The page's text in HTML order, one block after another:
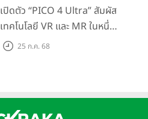
สร้างสรรค์ ‘GoPro...Go Pro
Creators’
เปิดตัว “PICO 4 Ultra” สัมผัส
เทคโนโลยี VR และ MR ในหนึ่ง
เดียว ยกระดับการทำงานและ
25 ก.ค. 68